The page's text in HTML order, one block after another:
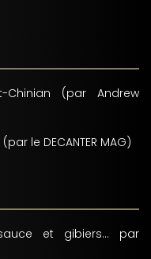
Chinian (par Andrew
le DECANTER MAG)
et gibiers... par